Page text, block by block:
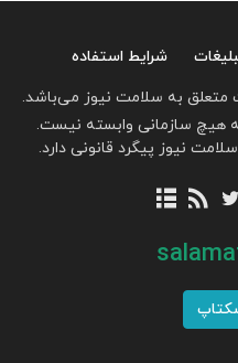
شرایط استفاده
به سلامت نیوز می‌باشد.
هیچ سازمانی وابسته نیست.
نیوز پیگرد قانونی دارد.